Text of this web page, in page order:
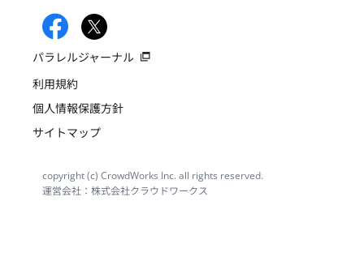
パラレルジャーナル
利用規約
個人情報保護方針
サイトマップ
copyright (c) CrowdWorks Inc. all rights reserved.
運営会社：株式会社クラウドワークス